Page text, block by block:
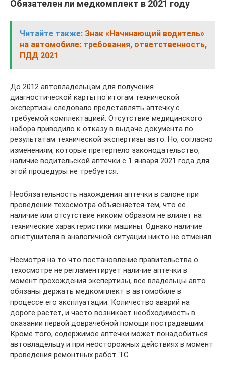
Обязателен ли медкомплект в 2021 году
Читайте также: Знак «Начинающий водитель»
на автомобиле: требования, ответственность,
ПДД 2021
До 2012 автовладельцам для получения
диагностической карты по итогам технической
экспертизы следовало представлять аптечку с
требуемой комплектацией. Отсутствие медицинского
набора приводило к отказу в выдаче документа по
результатам технической экспертизы авто. Но, согласно
изменениям, которые претерпело законодательство,
наличие водительской аптечки с 1 января 2021 года для
этой процедуры не требуется.
Необязательность нахождения аптечки в салоне при
проведении техосмотра объясняется тем, что ее
наличие или отсутствие никоим образом не влияет на
технические характеристики машины. Однако наличие
огнетушителя в аналогичной ситуации никто не отменял.
Несмотря на то что постановление правительства о
техосмотре не регламентирует наличие аптечки в
момент прохождения экспертизы, все владельцы авто
обязаны держать медкомплект в автомобиле в
процессе его эксплуатации. Количество аварий на
дороге растет, и часто возникает необходимость в
оказании первой доврачебной помощи пострадавшим.
Кроме того, содержимое аптечки может понадобиться
автовладельцу и при неосторожных действиях в момент
проведения ремонтных работ ТС.